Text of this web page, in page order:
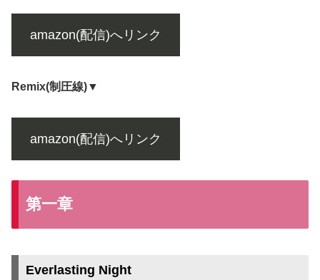
amazon(配信)へリンク
Remix(制圧線)▼
amazon(配信)へリンク
第一章
Everlasting Night